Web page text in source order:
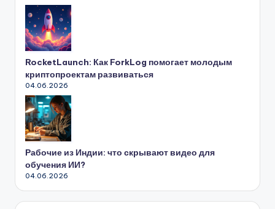
RocketLaunch: Как ForkLog помогает молодым
криптопроектам развиваться
04.06.2026
Рабочие из Индии: что скрывают видео для
обучения ИИ?
04.06.2026